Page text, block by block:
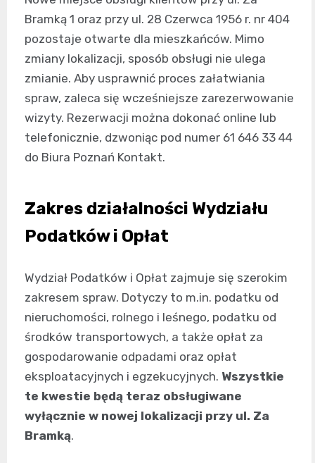
Bramką 1 oraz przy ul. 28 Czerwca 1956 r. nr 404
pozostaje otwarte dla mieszkańców. Mimo
zmiany lokalizacji, sposób obsługi nie ulega
zmianie. Aby usprawnić proces załatwiania
spraw, zaleca się wcześniejsze zarezerwowanie
wizyty. Rezerwacji można dokonać online lub
telefonicznie, dzwoniąc pod numer 61 646 33 44
do Biura Poznań Kontakt.
Zakres działalności Wydziału
Podatków i Opłat
Wydział Podatków i Opłat zajmuje się szerokim
zakresem spraw. Dotyczy to m.in. podatku od
nieruchomości, rolnego i leśnego, podatku od
środków transportowych, a także opłat za
gospodarowanie odpadami oraz opłat
eksploatacyjnych i egzekucyjnych. Wszystkie
te kwestie będą teraz obsługiwane
wyłącznie w nowej lokalizacji przy ul. Za
Bramką.